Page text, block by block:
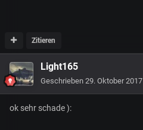
Zitieren
Light165
Geschrieben 29. Oktober 2017
ok sehr schade ):